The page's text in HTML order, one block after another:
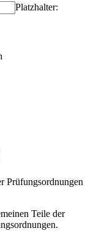
Platzhalter:
Prüfungsordnungen
Teile der